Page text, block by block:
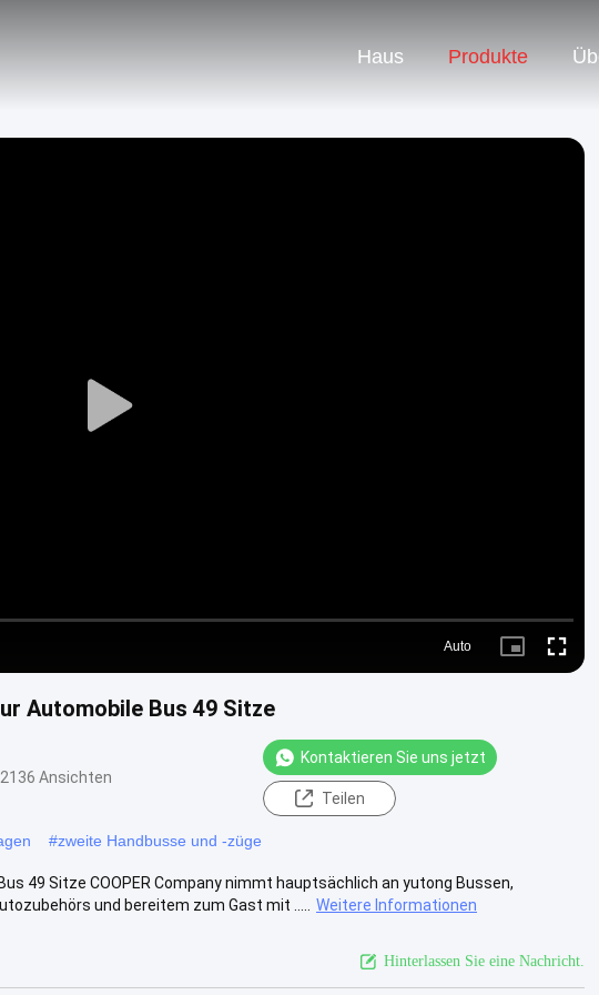
Haus Produkte
Play
Auto
Picture-
Automobile Bus 49 Sitze
2136 Ansichten
Kontaktieren Sie uns jetzt
Teilen
#zweite Handbusse und -züge
49 Sitze COOPER Company nimmt hauptsächlich an yutong Bussen,
und bereitem zum Gast mit .....
Weitere Informationen
Hinterlassen Sie eine Nachricht.